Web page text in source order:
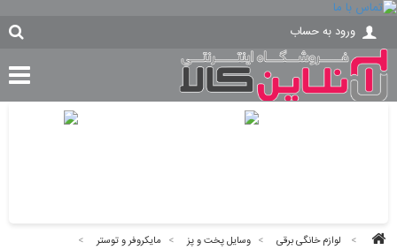
ورود به حساب
> لوازم خانگی برقی > وسایل پخت و پز > مایکروفر و توستر
>